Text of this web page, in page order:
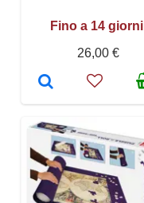
Fino a 14 giorni
26,00 €